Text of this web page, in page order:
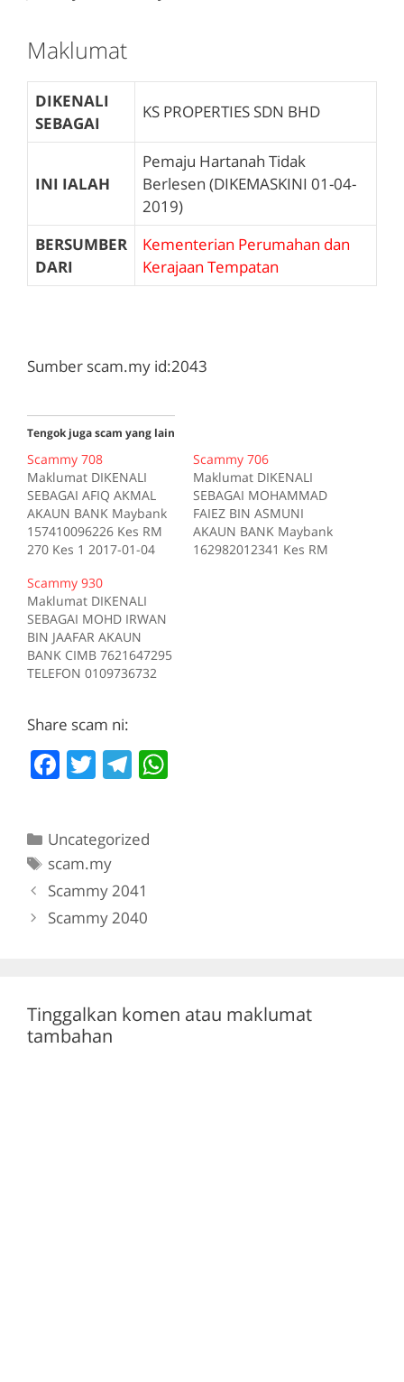
Maklumat
DIKENALI
SEBAGAI
KS PROPERTIES SDN BHD
INI IALAH
Pemaju Hartanah Tidak
Berlesen (DIKEMASKINI 01-04-
2019)
BERSUMBER
DARI
Kementerian Perumahan dan
Kerajaan Tempatan
Sumber scam.my id:2043
Tengok juga scam yang lain
Scammy 708
Maklumat DIKENALI
SEBAGAI AFIQ AKMAL
AKAUN BANK Maybank
157410096226 Kes RM
270 Kes 1 2017-01-04
Sumber scam.my id:708
Scammy 706
Maklumat DIKENALI
SEBAGAI MOHAMMAD
FAIEZ BIN ASMUNI
AKAUN BANK Maybank
162982012341 Kes RM
Scammy 930
Maklumat DIKENALI
SEBAGAI MOHD IRWAN
BIN JAAFAR AKAUN
BANK CIMB 7621647295
TELEFON 0109736732
deskripsi Sumber
Share scam ni:
F
e
b
o
T
er
T
gr
a
m
Categories
Uncategorized
Tags
scam.my
Scammy 2041
Scammy 2040
Tinggalkan komen atau maklumat
tambahan